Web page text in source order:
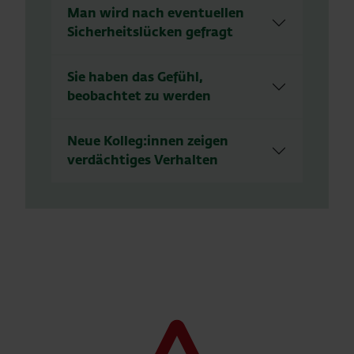
Man wird nach eventuellen
Sicherheitslücken gefragt
Sie haben das Gefühl,
beobachtet zu werden
Neue Kolleg:innen zeigen
verdächtiges Verhalten